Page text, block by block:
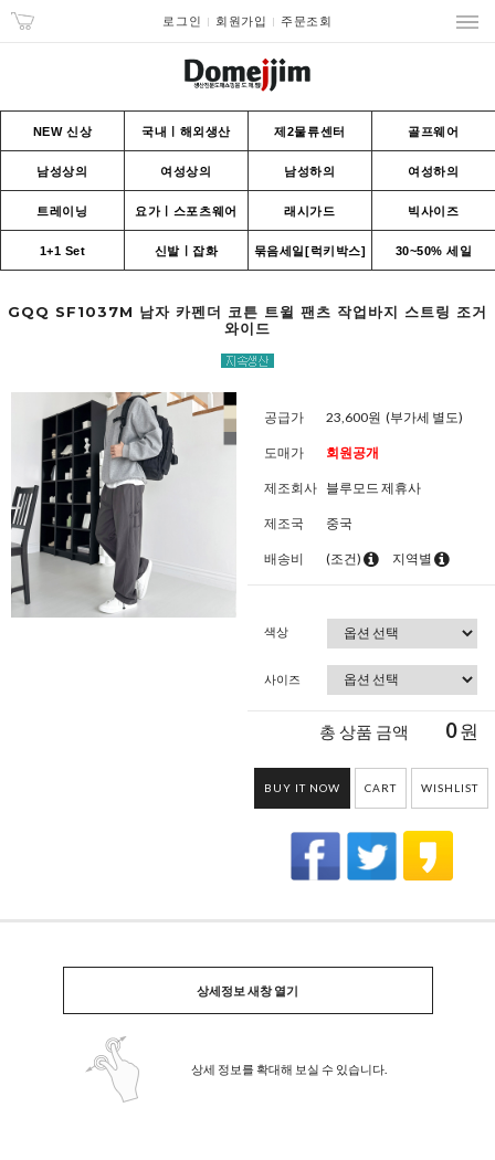
로그인 회원가입 주문조회
NEW 신상 국내ㅣ해외생산 제2물류센터 골프웨어
남성상의 여성상의 남성하의 여성하의
트레이닝 요가ㅣ스포츠웨어 래시가드 빅사이즈
1+1 Set 신발ㅣ잡화 묶음세일[럭키박스] 30~50% 세일
GQQ SF1037M 남자 카펜더 코튼 트윌 팬츠 작업바지 스트링 조거
와이드
공급가 23,600원 (부가세 별도)
도매가 회원공개
제조회사 블루모드 제휴사
제조국 중국
배송비 (조건) 지역별
색상
사이즈
총 상품 금액 0원
BUY IT NOW CART WISHLIST
상세정보 새창 열기
상세 정보를 확대해 보실 수 있습니다.